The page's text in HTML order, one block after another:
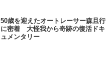
50歳を迎えたオートレーサー森且行
に密着 大怪我から奇跡の復活ドキ
ュメンタリー